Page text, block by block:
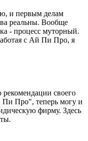
и первым делам
реальны. Вообще
- процесс муторный.
с Ай Пи Про, я
рекомендации своего
Пи Про", теперь могу и
фирму. Здесь